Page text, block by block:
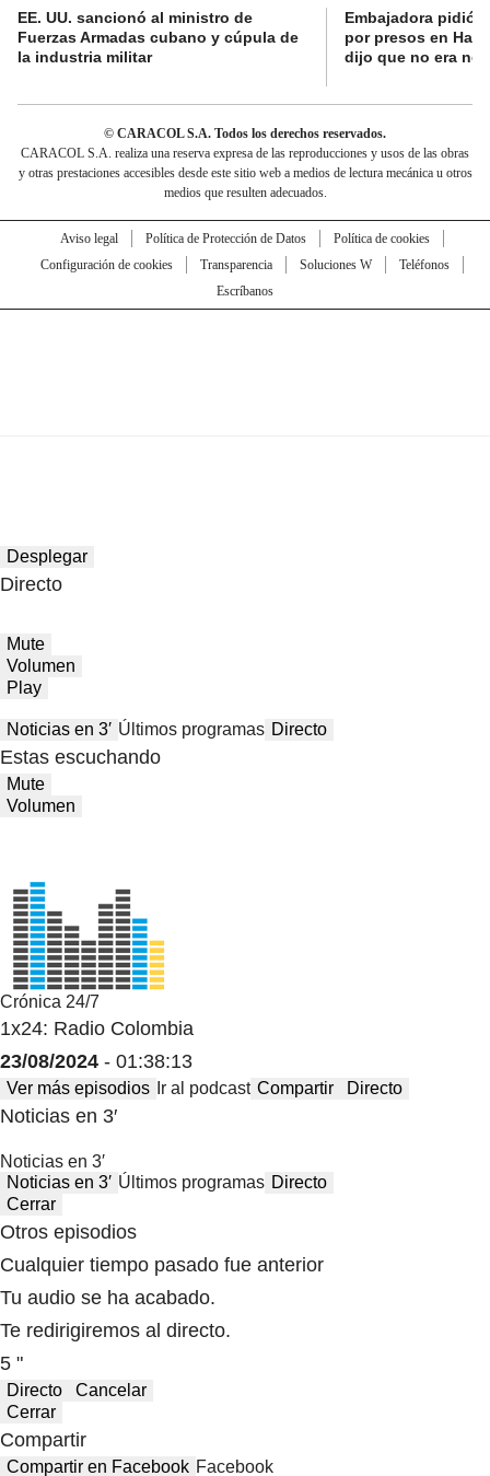
EE. UU. sancionó al ministro de
Fuerzas Armadas cubano y cúpula de
la industria militar
Embajadora pidió
por presos en
dijo que no era
© CARACOL S.A. Todos los derechos reservados.
CARACOL S.A. realiza una reserva expresa de las reproducciones y usos de las obras
y otras prestaciones accesibles desde este sitio web a medios de lectura mecánica u otros
medios que resulten adecuados.
Aviso legal Política de Protección de Datos
Política de cookies
Configuración de cookies
Transparencia Soluciones W
Teléfonos
Escríbanos
Desplegar
Directo
Mute
Volumen
Play
Noticias en 3′ Últimos programas Directo
Estas escuchando
Mute
Volumen
Crónica 24/7
1x24: Radio Colombia
23/08/2024 - 01:38:13
Ver más episodios Ir al podcast Compartir Directo
Noticias en 3′
Noticias en 3′
Noticias en 3′ Últimos programas Directo
Cerrar
Otros episodios
Cualquier tiempo pasado fue anterior
Tu audio se ha acabado.
Te redirigiremos al directo.
5 "
Directo
Cancelar
Cerrar
Compartir
Compartir en Facebook Facebook